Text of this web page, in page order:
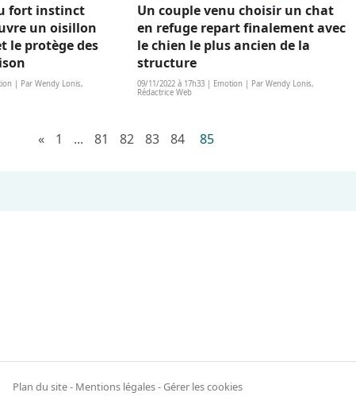
fort instinct
un oisillon
le protège des
| Par Wendy Lonis,
Un couple venu choisir un chat
en refuge repart finalement avec
le chien le plus ancien de la
structure
09/11/2022 à 17h33 | Emotion | Par Wendy Lonis,
Rédactrice Web
« 1 ... 81 82 83 84 85
Plan du site- Mentions légales-Gérer les cookies